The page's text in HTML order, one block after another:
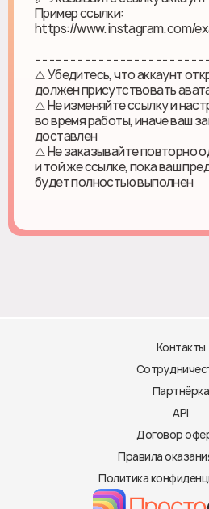
Пример ссылки:
https://www.instagram.com/
- - - - - - - - - - - - - - - - - - - - - - - -
⚠️ Убедитесь, что аккаунт
должен присутствовать
⚠️ Не изменяйте ссылку и
во время работы, иначе ваш
доставлен
⚠️ Не заказывайте повторно
и той же ссылке, пока ваш
будет полностью выполнен
Контакты
Партнёрка
API
Договор
Правила
Политика